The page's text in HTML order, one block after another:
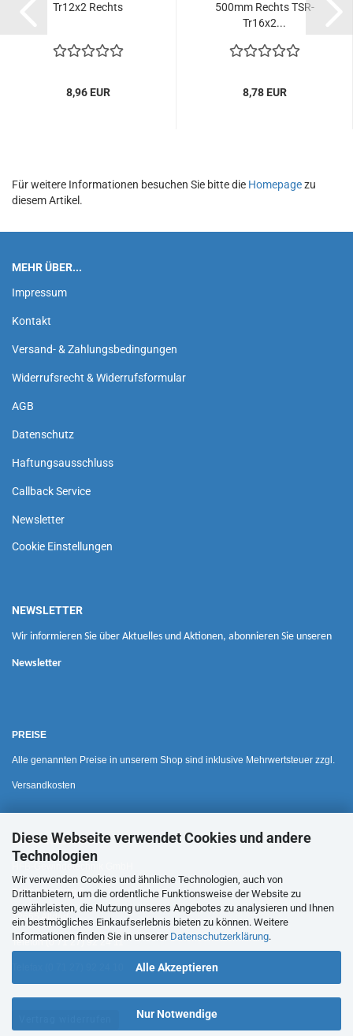
Diese Webseite verwendet Cookies und andere
Technologien
Wir verwenden Cookies und ähnliche Technologien, auch von
Drittanbietern, um die ordentliche Funktionsweise der Website zu
gewährleisten, die Nutzung unseres Angebotes zu analysieren und Ihnen
ein bestmögliches Einkaufserlebnis bieten zu können. Weitere
Informationen finden Sie in unserer Datenschutzerklärung.
Alle Akzeptieren
Nur Notwendige
Tr12x2 Rechts
8,96 EUR
500mm Rechts TSR-
Tr16x2...
8,78 EUR
Für weitere Informationen besuchen Sie bitte die Homepagezu
diesem Artikel.
MEHR ÜBER...
Impressum
Kontakt
Versand- & Zahlungsbedingungen
Widerrufsrecht & Widerrufsformular
AGB
Datenschutz
Haftungsausschluss
Callback Service
Newsletter
Cookie Einstellungen
NEWSLETTER
Wir informieren Sie über Aktuelles und Aktionen, abonnieren Sie unseren
Newsletter
PREISE
Alle genannten Preise in unserem Shop sind inklusive Mehrwertsteuer zzgl.
Versandkosten
HAUSANSCHRIFT
HFB-Gewindetechnik GmbH
Bohnäckerweg 6
72655 Altdorf
Telefon (0 71 27) 92 24 11